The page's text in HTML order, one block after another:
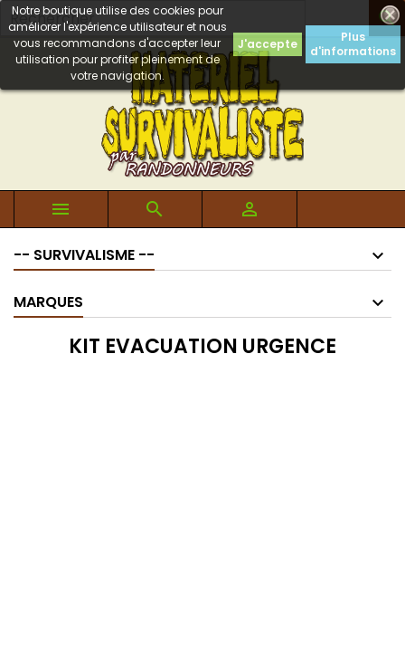

Notre boutique utilise des cookies pour
améliorer l'expérience utilisateur et nous
vous recommandons d'accepter leur
utilisation pour profiter pleinement de
votre navigation.
J'accepte
Plus
d'informations
  
-- SURVIVALISME --
MARQUES
KIT EVACUATION URGENCE